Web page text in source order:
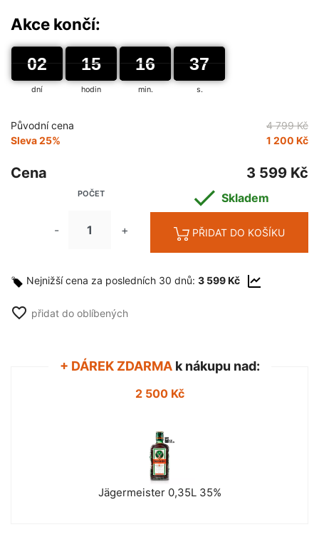
Akce končí:
02
02
00
dní
15
15
00
hodin
16
16
00
min.
37
36
37
s.
Původní cena
4 799 Kč
Sleva 25%
1 200 Kč
Cena 3 599 Kč
POČET
- +
 Skladem
PŘIDAT DO KOŠÍKU
Nejnižší cena za posledních 30 dnů: 3 599 Kč
favorite_border přidat do oblíbených
+ DÁREK ZDARMAk nákupu nad:
2 500 Kč
Jägermeister 0,35L 35%